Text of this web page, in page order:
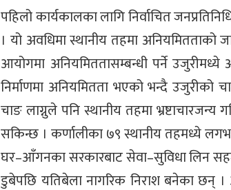
पहिलो कार्यकालका लागि निर्वाचित
। यो अवधिमा स्थानीय तहमा
आयोगमा अनियमिततासम्बन्धी पर्ने
निर्माणमा अनियमितता भएको भन्दै उजुरीको
चाङ लाग्नुले पनि स्थानीय तहमा
सकिन्छ । कर्णालीका ७९ स्थानीय तहमध्ये
घर–आँगनका सरकारबाट सेवा–सुविधा लिन
डुबेपछि यतिबेला नागरिक निराश बनेका छन्